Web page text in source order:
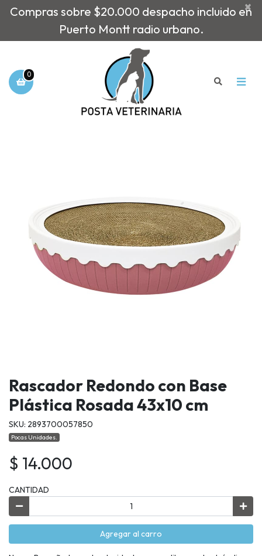
Compras sobre $20.000 despacho incluido en
Puerto Montt radio urbano.
×
0
Rascador Redondo con Base
Plástica Rosada 43x10 cm
SKU: 2893700057850
Pocas Unidades.
$ 14.000
CANTIDAD
Agregar al carro